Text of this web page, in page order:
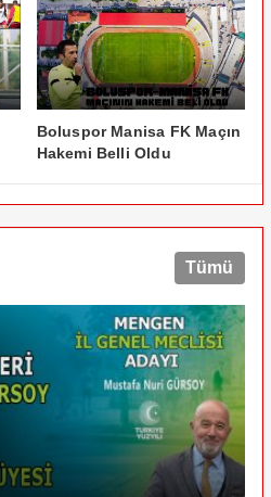
Boluspor Manisa FK Maçın
Hakemi Belli Oldu
Tümü